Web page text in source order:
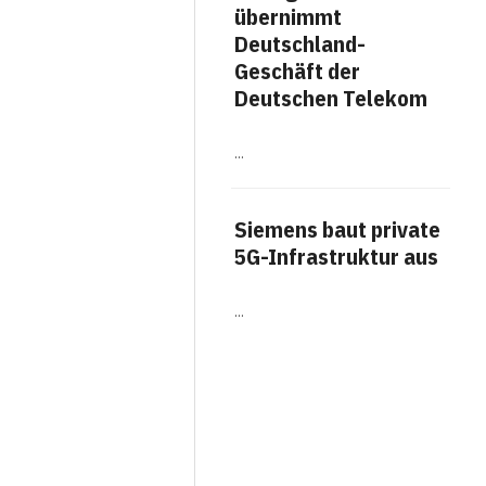
PROJEKTE
übernimmt
Deutschland-
Geschäft der
Deutschen Telekom
…
Siemens baut private
5G-Infrastruktur aus
…